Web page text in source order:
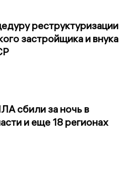
реструктуризации
застройщика и внука
сбили за ночь в
и еще 18 регионах